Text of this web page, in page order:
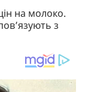
на молоко.
з